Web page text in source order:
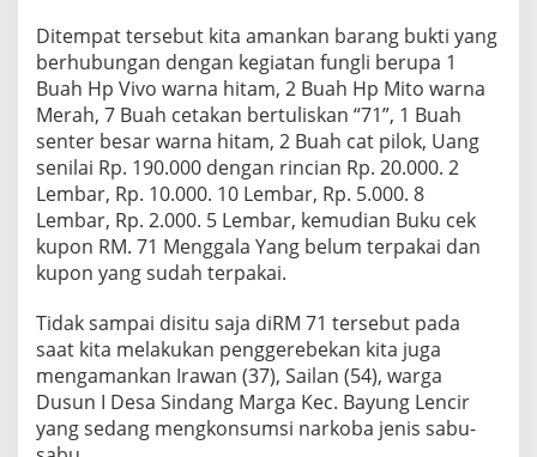
Ditempat tersebut kita amankan barang bukti yang
berhubungan dengan kegiatan fungli berupa 1
Buah Hp Vivo warna hitam, 2 Buah Hp Mito warna
Merah, 7 Buah cetakan bertuliskan “71”, 1 Buah
senter besar warna hitam, 2 Buah cat pilok, Uang
senilai Rp. 190.000 dengan rincian Rp. 20.000. 2
Lembar, Rp. 10.000. 10 Lembar, Rp. 5.000. 8
Lembar, Rp. 2.000. 5 Lembar, kemudian Buku cek
kupon RM. 71 Menggala Yang belum terpakai dan
kupon yang sudah terpakai.
Tidak sampai disitu saja diRM 71 tersebut pada
saat kita melakukan penggerebekan kita juga
mengamankan Irawan (37), Sailan (54), warga
Dusun I Desa Sindang Marga Kec. Bayung Lencir
yang sedang mengkonsumsi narkoba jenis sabu-